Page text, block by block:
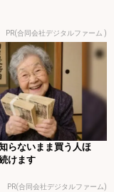
PR(合同会社デジタルファーム )
らないまま買う人ほ
けます
PR(合同会社デジタルファーム)